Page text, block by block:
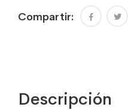
Compartir:
Descripción